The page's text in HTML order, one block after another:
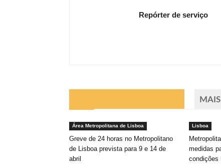
Repórter de serviço
Área Metropolitana de Lisboa
Greve de 24 horas no Metropolitano
de Lisboa prevista para 9 e 14 de
abril
Lisboa
medidas
condições